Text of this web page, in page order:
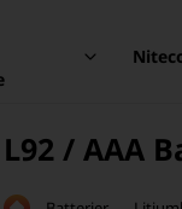
L92 / AAA